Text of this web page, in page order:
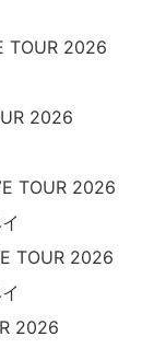
TOUR 2026
2026
TOUR 2026
TOUR 2026
2026